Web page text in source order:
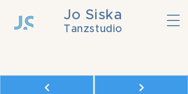
Jo Siska
Tanzstudio